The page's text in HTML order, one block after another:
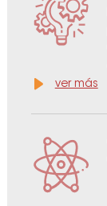
ver más